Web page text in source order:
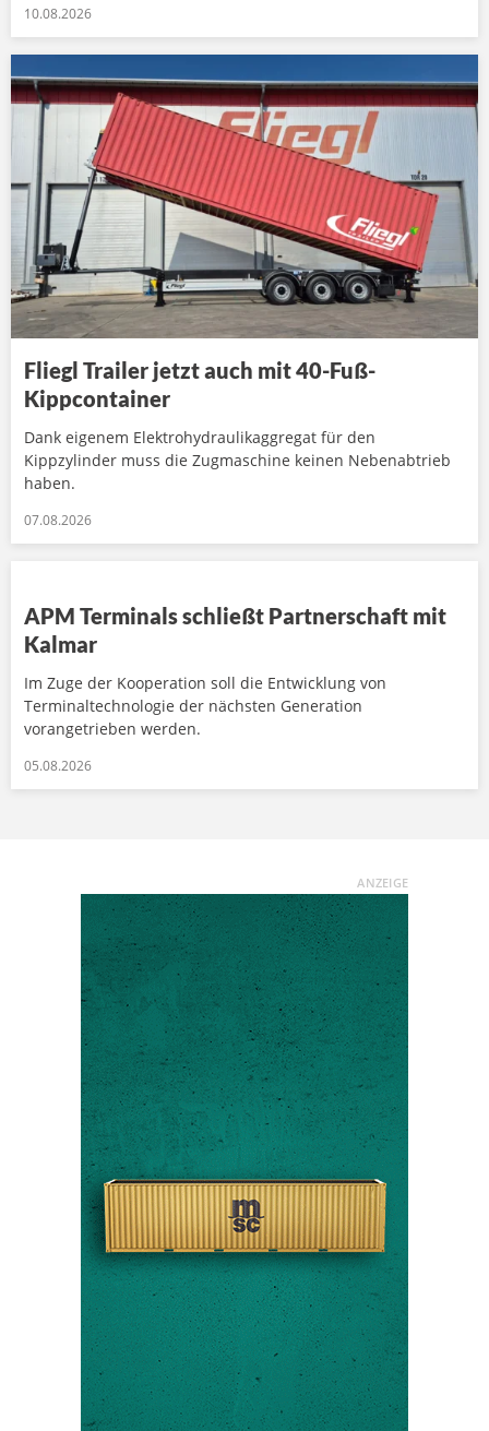
10.08.2026
Fliegl Trailer jetzt auch mit 40-Fuß-
Kippcontainer
Dank eigenem Elektrohydraulikaggregat für den
Kippzylinder muss die Zugmaschine keinen Nebenabtrieb
haben.
07.08.2026
APM Terminals schließt Partnerschaft mit
Kalmar
Im Zuge der Kooperation soll die Entwicklung von
Terminaltechnologie der nächsten Generation
vorangetrieben werden.
05.08.2026
ANZEIGE